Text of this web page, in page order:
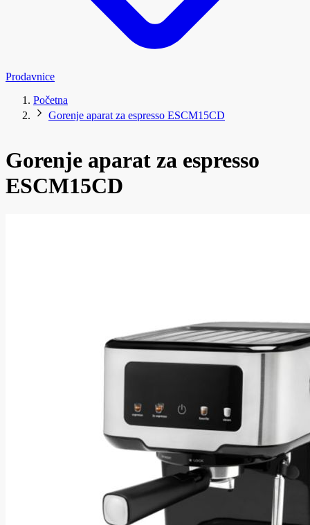
Prodavnice
Početna
Gorenje aparat za espresso ESCM15CD
Gorenje aparat za espresso
ESCM15CD